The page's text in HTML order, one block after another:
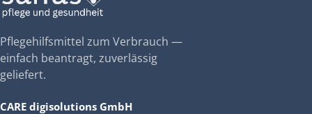
Pflegehilfsmittel zum Verbrauch —
einfach beantragt, zuverlässig
geliefert.
CARE digisolutions GmbH